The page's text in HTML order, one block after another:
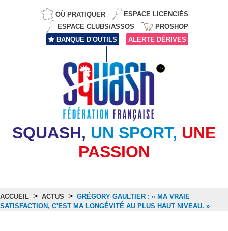
OÙ PRATIQUER
ESPACE LICENCIÉS
ESPACE CLUBS/ASSOS
PROSHOP
BANQUE D'OUTILS
ALERTE DÉRIVES
SQUASH, UN SPORT, UNE
PASSION
ACCUEIL > ACTUS > GRÉGORY GAULTIER : « MA VRAIE
SATISFACTION, C'EST MA LONGÉVITÉ AU PLUS HAUT NIVEAU. »